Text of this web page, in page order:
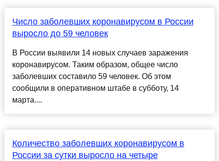
Число заболевших коронавирусом в России
выросло до 59 человек
В России выявили 14 новых случаев заражения
коронавирусом. Таким образом, общее число
заболевших составило 59 человек. Об этом
сообщили в оперативном штабе в субботу, 14
марта....
Количество заболевших коронавирусом в
России за сутки выросло на четыре